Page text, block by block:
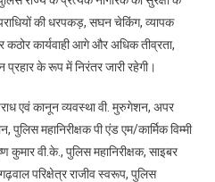
की धरपकड़, सघन चेकिंग, व्यापक
कार्यवाही आगे और अधिक तीव्रता,
के रूप में निरंतर जारी रहेगी।
एवं कानून व्यवस्था वी. मुरुगेशन, अपर
महानिरीक्षक पी एंड एम/कार्मिक विम्मी
कुमार वी.के., पुलिस महानिरीक्षक, साइबर
परिक्षेत्र राजीव स्वरूप, पुलिस